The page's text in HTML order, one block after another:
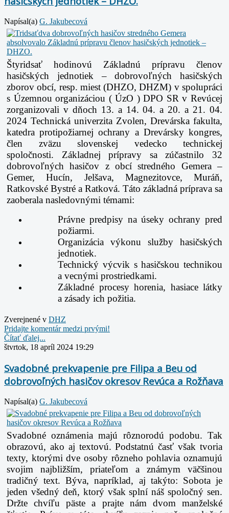
Napísal(a) G. Jakubecová
Štyridsať hodinovú Základnú prípravu členov
hasičských jednotiek – dobrovoľných hasičských
zborov obcí, resp. miest (DHZO, DHZM) v spolupráci
s Územnou organizáciou ( ÚzO ) DPO SR v Revúcej
zorganizovali v dňoch 13. a 14. 04. a 20. a 21. 04.
2024 Technická univerzita Zvolen, Drevárska fakulta,
katedra protipožiarnej ochrany a Drevársky kongres,
člen zväzu slovenskej vedecko technickej
spoločnosti. Základnej prípravy sa zúčastnilo 32
dobrovoľných hasičov z obcí stredného Gemera –
Gemer, Hucín, Jelšava, Magnezitovce, Muráň,
Ratkovské Bystré a Ratková. Táto základná príprava sa
zaoberala nasledovnými témami:
Právne predpisy na úseky ochrany pred
požiarmi.
Organizácia výkonu služby hasičských
jednotiek.
Technický výcvik s hasičskou technikou
a vecnými prostriedkami.
Základné procesy horenia, hasiace látky
a zásady ich požitia.
Zverejnené v DHZ
Pridajte komentár medzi prvými!
Čítať ďalej...
štvrtok, 18 apríl 2024 19:29
Svadobné prekvapenie pre Filipa a Beu od
dobrovoľných hasičov okresov Revúca a Rožňava
Napísal(a) G. Jakubecová
Svadobné oznámenia majú rôznorodú podobu. Tak
obrazovú, ako aj textovú. Podstatnú časť však tvoria
texty, ktorými dve osoby rôzneho pohlavia oznamujú
svojim najbližším, priateľom a známym väčšinou
tradičný text. Býva, napríklad, aj takýto: Sobota je
jeden všedný deň, ktorý však splní náš spoločný sen.
Držte chvíľu päste a prajte nám dvom manželské